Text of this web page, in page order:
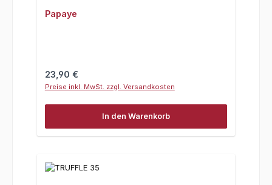
Papaye
Regulärer Preis:
23,90 €
Preise inkl. MwSt. zzgl. Versandkosten
In den Warenkorb